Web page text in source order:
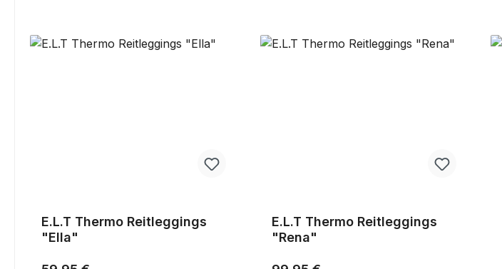
E.L.T Thermo Reitleggings
"Ella"
E.L.T Thermo Reitleggings
"Rena"